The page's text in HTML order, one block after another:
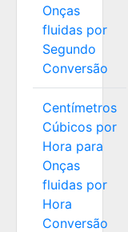
Onças
fluidas por
Segundo
Conversão
Centímetros
Cúbicos por
Hora para
Onças
fluidas por
Hora
Conversão